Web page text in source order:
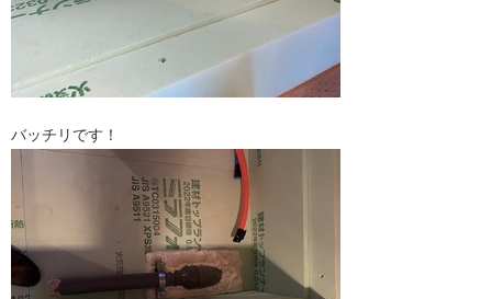
バッチリです！